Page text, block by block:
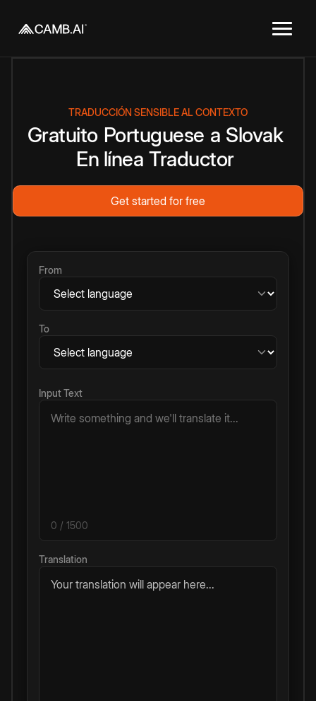
TRADUCCIÓN SENSIBLE AL CONTEXTO
Gratuito Portuguese a Slovak
En línea Traductor
Get started for free
From
To
Input Text
0 / 1500
Translation
Your translation will appear here...